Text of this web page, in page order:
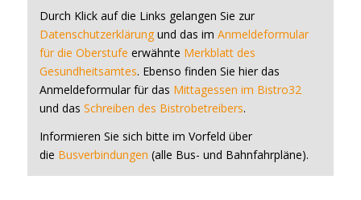
Durch Klick auf die Links gelangen Sie zur
Datenschutzerklärungund das im Anmeldeformular
für die Oberstufe erwähnte Merkblatt des
Gesundheitsamtes. Ebenso finden Sie hier das
Anmeldeformular für das Mittagessen im Bistro32
und das Schreiben des Bistrobetreibers.
Informieren Sie sich bitte im Vorfeld über
die Busverbindungen (alle Bus- und Bahnfahrpläne).